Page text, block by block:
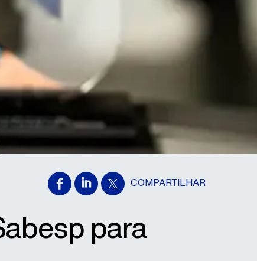
COMPARTILHAR
para